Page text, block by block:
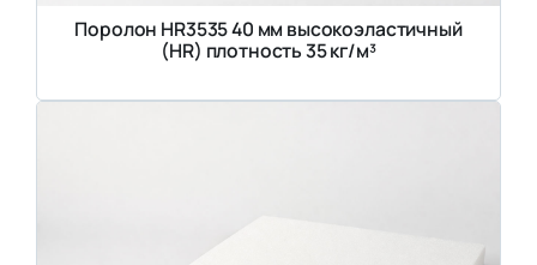
Поролон HR3535 40 мм высокоэластичный
(HR) плотность 35 кг/м³